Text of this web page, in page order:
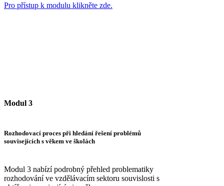
Pro přístup k modulu klikněte zde.
Modul 3
Rozhodovací proces při hledání řešení problémů
souvisejících s věkem ve školách
Modul 3 nabízí podrobný přehled problematiky
rozhodování ve vzdělávacím sektoru souvislosti s